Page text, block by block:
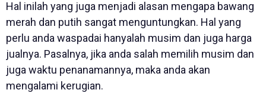
Hal inilah yang juga menjadi alasan mengapa bawang
merah dan putih sangat menguntungkan. Hal yang
perlu anda waspadai hanyalah musim dan juga harga
jualnya. Pasalnya, jika anda salah memilih musim dan
juga waktu penanamannya, maka anda akan
mengalami kerugian.